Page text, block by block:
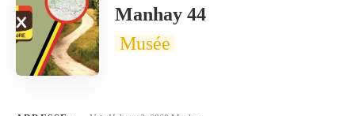
Manhay 44
Musée